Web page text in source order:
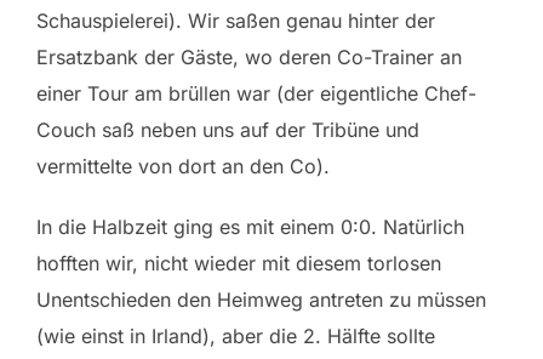
Schauspielerei). Wir saßen genau hinter der
Ersatzbank der Gäste, wo deren Co-Trainer an
einer Tour am brüllen war (der eigentliche Chef-
Couch saß neben uns auf der Tribüne und
vermittelte von dort an den Co).
In die Halbzeit ging es mit einem 0:0. Natürlich
hofften wir, nicht wieder mit diesem torlosen
Unentschieden den Heimweg antreten zu müssen
(wie einst in Irland), aber die 2. Hälfte sollte